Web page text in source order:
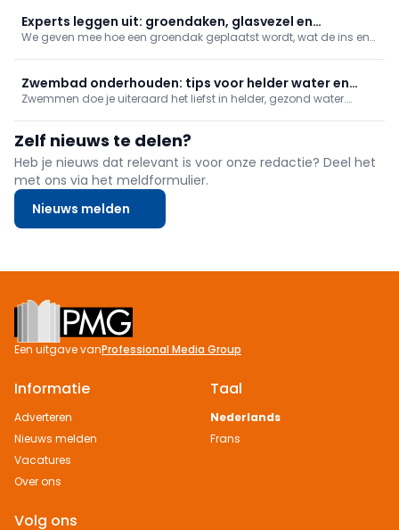
optimale prestaties en een langere levensduur van de installatie.
Experts leggen uit: groendaken, glasvezel en
waterontharders
We geven mee hoe een groendak geplaatst wordt, wat de ins en
glasvezelkabel wordt aangesloten.
Zwembad onderhouden: tips voor helder water en
minder werk
Zwemmen doe je uiteraard het liefst in helder, gezond water.
Zelf nieuws te delen?
Heb je nieuws dat relevant is voor onze redactie? Deel het
met ons via het meldformulier.
Nieuws melden
Footer
Een uitgave vanProfessional Media Group
Informatie
Adverteren
Nieuws melden
Vacatures
Over ons
Taal
Nederlands
Frans
Volg ons